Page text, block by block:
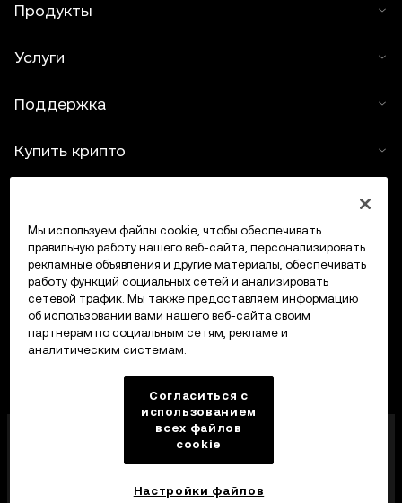
Продукты
Услуги
Поддержка
Купить крипто
Трейдинг
Компания OKX Europe Limited, работающая под
торговой маркой OKX, получила лицензию
поставщика услуг в сфере криптоактивов от MFSA
в соответствии со статьей 28 Закона о рынках
Мы используем файлы cookie, чтобы обеспечивать
правильную работу нашего веб-сайта, персонализировать
рекламные объявления и другие материалы, обеспечивать
работу функций социальных сетей и анализировать
сетевой трафик. Мы также предоставляем информацию
об использовании вами нашего веб-сайта своим
партнерам по социальным сетям, рекламе и
аналитическим системам.
Согласиться с
использованием
всех файлов
cookie
Настройки файлов